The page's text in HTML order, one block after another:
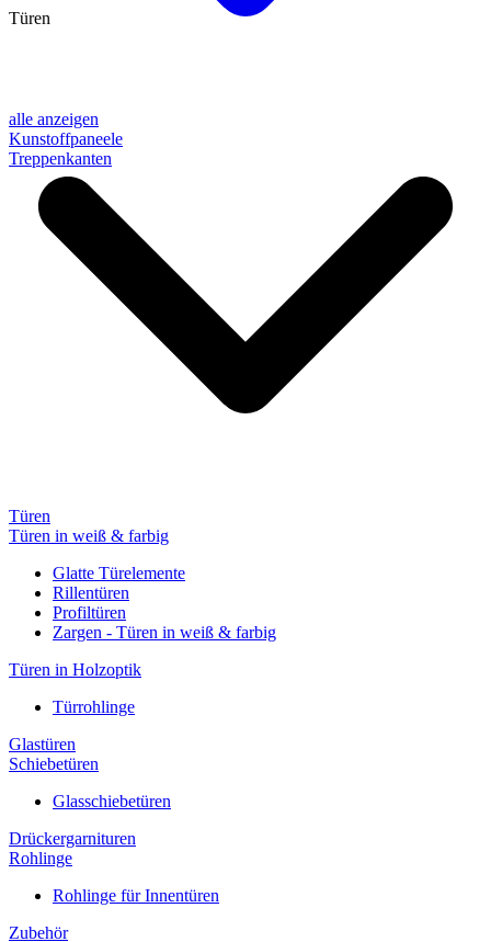
alle anzeigen
Kunstoffpaneele
Treppenkanten
Türen
Türen
Türen in weiß & farbig
Glatte Türelemente
Rillentüren
Profiltüren
Zargen - Türen in weiß & farbig
Türen in Holzoptik
Türrohlinge
Glastüren
Schiebetüren
Glasschiebetüren
Drückergarnituren
Rohlinge
Rohlinge für Innentüren
Zubehör